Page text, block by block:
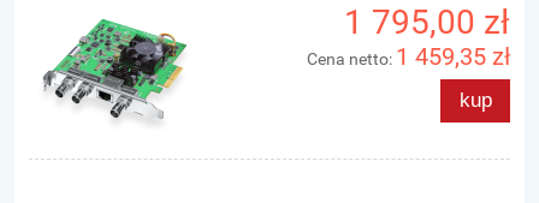
1 795,00 zł
Cena netto: 1 459,35 zł
kup